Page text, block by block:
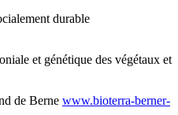
durable
et génétique des végétaux et
de Berne www.bioterra-berner-